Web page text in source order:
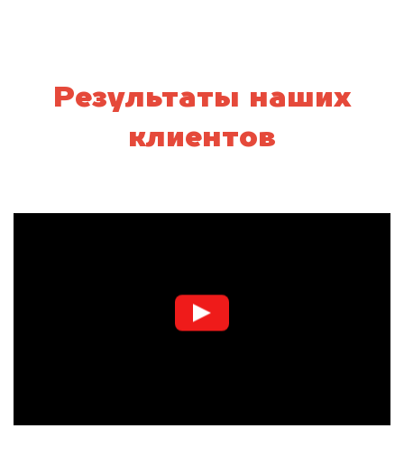
Результаты наших
клиентов